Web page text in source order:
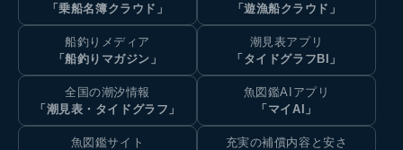
「乗船名簿クラウド」
「遊漁船クラウド」
船釣りメディア
「船釣りマガジン」
潮見表アプリ
「タイドグラフBI」
全国の潮汐情報
「潮見表・タイドグラフ」
魚図鑑AIアプリ
「マイAI」
魚図鑑サイト
充実の補償内容と安さ